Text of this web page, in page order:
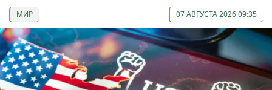
МИР 07 АВГУСТА 2026 09:35